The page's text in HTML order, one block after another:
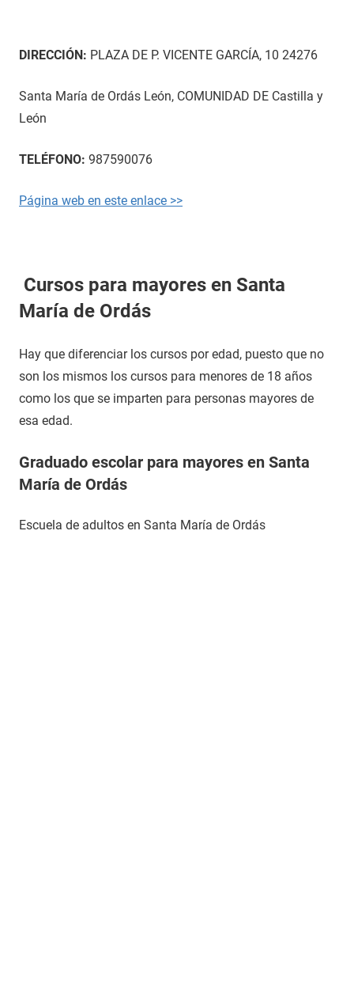
DIRECCIÓN: PLAZA DE P. VICENTE GARCÍA, 10 24276
Santa María de Ordás León, COMUNIDAD DE Castilla y
León
TELÉFONO: 987590076
Página web en este enlace >>
Cursos para mayores en Santa
María de Ordás
Hay que diferenciar los cursos por edad, puesto que no
son los mismos los cursos para menores de 18 años
como los que se imparten para personas mayores de
esa edad.
Graduado escolar para mayores en Santa
María de Ordás
Escuela de adultos en Santa María de Ordás